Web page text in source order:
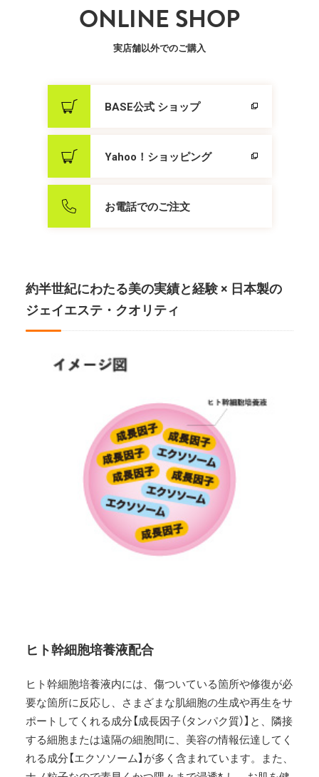
ONLINE SHOP
実店舗以外でのご購入
BASE公式 ショップ
Yahoo！ショッピング
お電話でのご注文
約半世紀にわたる美の実績と経験 × 日本製の
ジェイエステ・クオリティ
ヒト幹細胞培養液配合
ヒト幹細胞培養液内には、傷ついている箇所や修復が必
要な箇所に反応し、さまざまな肌細胞の生成や再生をサ
ポートしてくれる成分【成長因子（タンパク質）】と、隣接
する細胞または遠隔の細胞間に、美容の情報伝達してく
れる成分【エクソソーム】が多く含まれています。また、